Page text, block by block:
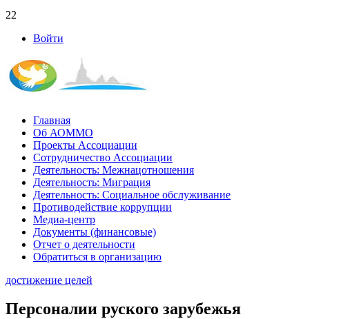
22
Войти
Главная
Об АОММО
Проекты Ассоциации
Сотрудничество Ассоциации
Деятельность: Межнацотношения
Деятельность: Миграция
Деятельность: Социальное обслуживание
Противодействие коррупции
Медиа-центр
Документы (финансовые)
Отчет о деятельности
Обратиться в организацию
достижение целей
Персоналии руского зарубежья